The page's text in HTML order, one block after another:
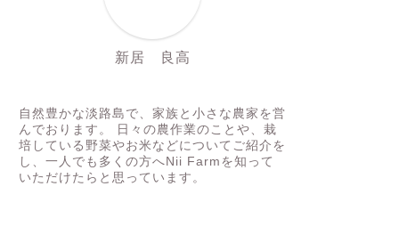
新居 良高
自然豊かな淡路島で、家族と小さな農家を営
んでおります。 日々の農作業のことや、栽
培している野菜やお米などについてご紹介を
し、一人でも多くの方へNii Farmを知って
いただけたらと思っています。